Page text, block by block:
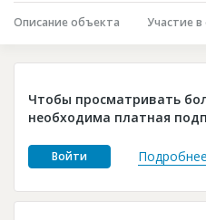
Инвестпроекты
Глоссарий
Платные услуги
Пресс-релизы
Описание объекта Участие
Чтобы просматривать
необходима платная
Войти